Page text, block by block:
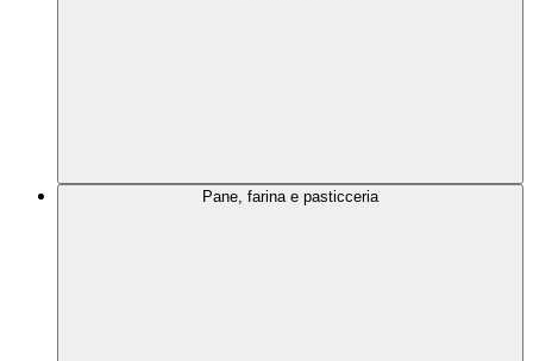
Pane, farina e pasticceria